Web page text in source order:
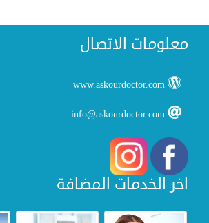
معلومات الاتصال
اخر الخدمات المضافة